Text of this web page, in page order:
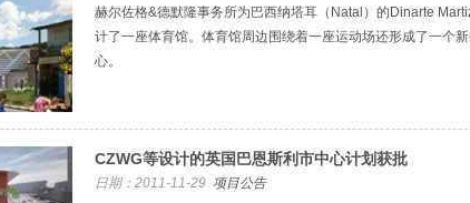
赫尔佐格&德默隆事务所为巴西纳塔耳（Natal）的Dinarte
计了一座体育馆。体育馆周边围绕着一座运动场还形成了一个
心。
CZWG等设计的英国巴恩斯利市中心计划获批
日期：2011-11-29 项目公告